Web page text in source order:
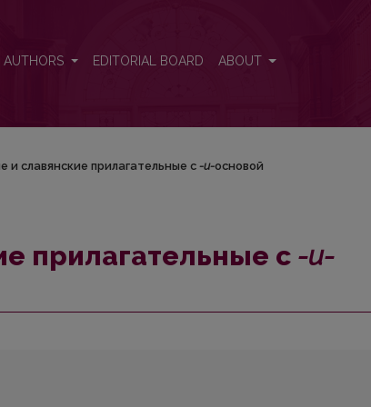
AUTHORS EDITORIAL BOARD ABOUT
и славянские прилагательные с -u-основой
прилагательные с -u-